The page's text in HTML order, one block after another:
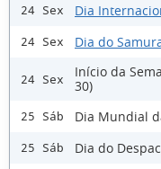
24 Sex Dia
24 Sex Dia do
24 Sex
Início da
30)
25 Sáb Dia Mundial
25 Sáb Dia do